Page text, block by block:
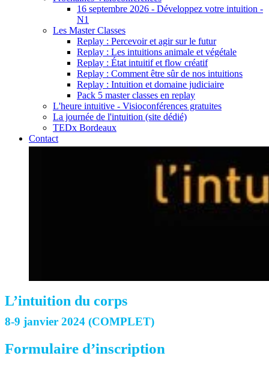
16 septembre 2026 - Développez votre intuition -
N1
Les Master Classes
Replay : Percevoir et agir sur le futur
Replay : Les intuitions animale et végétale
Replay : État intuitif et flow créatif
Replay : Comment être sûr de nos intuitions
Replay : Intuition et domaine judiciaire
Pack 5 master classes en replay
L'heure intuitive - Visioconférences gratuites
La journée de l'intuition (site dédié)
TEDx Bordeaux
Contact
L’intuition du corps
8-9 janvier 2024 (COMPLET)
Formulaire d’inscription